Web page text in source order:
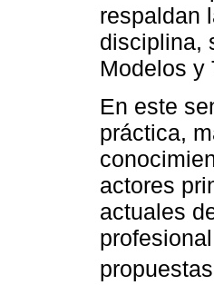
respaldan
disciplina,
Modelos y
En este
práctica,
actores
actuales